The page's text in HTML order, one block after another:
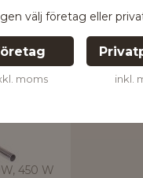
välj företag eller
moms inkl.
SE
450 W